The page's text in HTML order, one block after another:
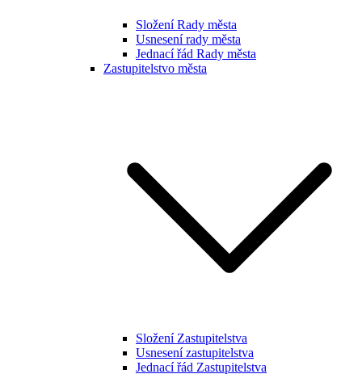
Složení Rady města
Usnesení rady města
Jednací řád Rady města
Zastupitelstvo města
Složení Zastupitelstva
Usnesení zastupitelstva
Jednací řád Zastupitelstva